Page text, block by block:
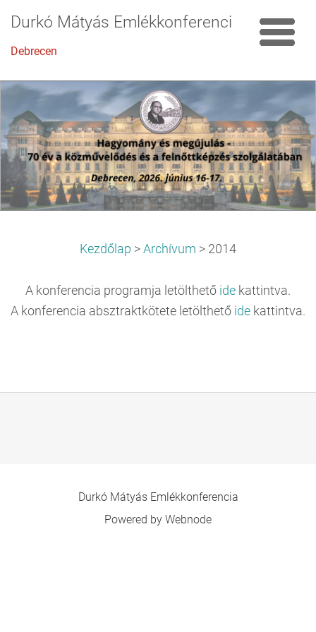
Durkó Mátyás Emlékkonferencia
Debrecen
Kezdőlap > Archívum > 2014
A konferencia programja letölthető ide kattintva.
A konferencia absztraktkötete letölthető ide kattintva.
Durkó Mátyás Emlékkonferencia
Powered by Webnode